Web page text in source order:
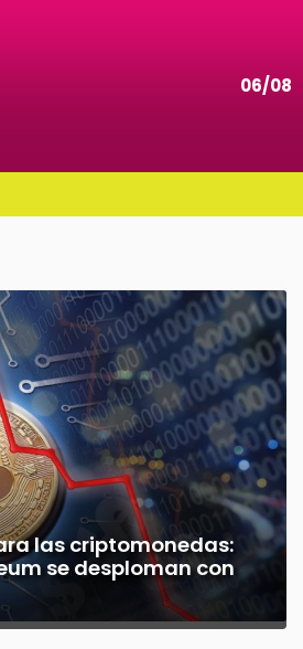
06/08
las criptomonedas:
se desploman con